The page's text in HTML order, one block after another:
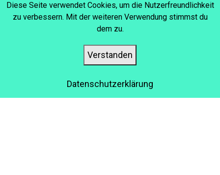
SCHRITT 5: DEN
WISSENSERHALT
ERLEICHTERN
Beim Unterrichten eines neun Themas reicht es nicht aus,
Informationen zu vermitteln. Vor allem bei komplexen Ideen
Diese Seite verwendet Cookies, um die Nutzerfreundlichkeit
zu verbessern. Mit der weiteren Verwendung stimmst du
dem zu.
Verstanden
Datenschutzerklärung